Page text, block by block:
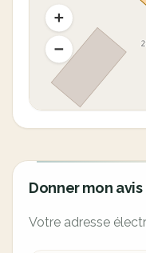
Donner mon avis
Votre adresse